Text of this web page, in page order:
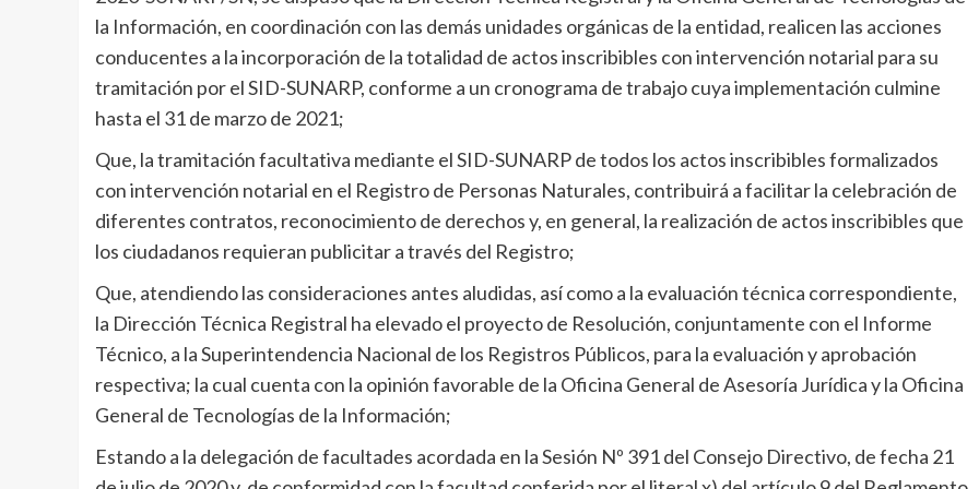
la Información, en coordinación con las demás unidades orgánicas de la entidad, realicen las acciones
conducentes a la incorporación de la totalidad de actos inscribibles con intervención notarial para su
tramitación por el SID-SUNARP, conforme a un cronograma de trabajo cuya implementación culmine
hasta el 31 de marzo de 2021;
Que, la tramitación facultativa mediante el SID-SUNARP de todos los actos inscribibles formalizados
con intervención notarial en el Registro de Personas Naturales, contribuirá a facilitar la celebración de
diferentes contratos, reconocimiento de derechos y, en general, la realización de actos inscribibles que
los ciudadanos requieran publicitar a través del Registro;
Que, atendiendo las consideraciones antes aludidas, así como a la evaluación técnica correspondiente,
la Dirección Técnica Registral ha elevado el proyecto de Resolución, conjuntamente con el Informe
Técnico, a la Superintendencia Nacional de los Registros Públicos, para la evaluación y aprobación
respectiva; la cual cuenta con la opinión favorable de la Oficina General de Asesoría Jurídica y la Oficina
General de Tecnologías de la Información;
Estando a la delegación de facultades acordada en la Sesión Nº 391 del Consejo Directivo, de fecha 21